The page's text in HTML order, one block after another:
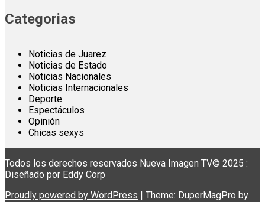
Categorias
Noticias de Juarez
Noticias de Estado
Noticias Nacionales
Noticias Internacionales
Deporte
Espectáculos
Opinión
Chicas sexys
Todos los derechos reservados Nueva Imagen TV© 2025 :
Diseñado por Eddy Corp
Proudly powered by WordPress
Theme: DuperMagPro by